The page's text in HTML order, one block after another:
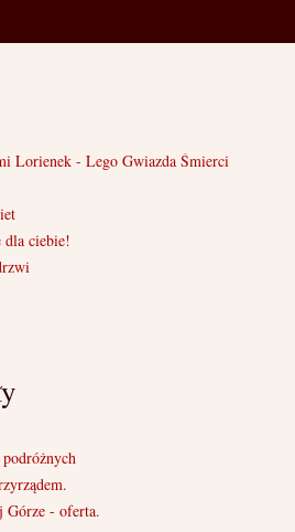
Lorienek - Lego Gwiazda Śmierci
dla ciebie!
Górze - oferta.